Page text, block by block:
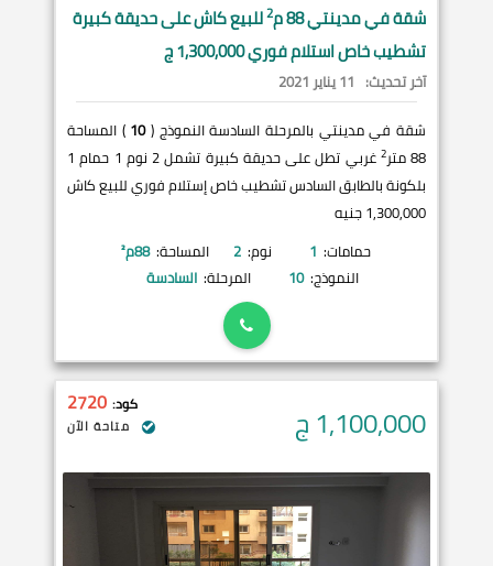
شقة فيمدينتي88 م 2للبيع كاش على حديقة كبيرة
تشطيب خاص استلام فوري 1,300,000 ج
آخر تحديث: 11 يناير 2021
شقة في مدينتي بالمرحلة السادسة النموذج (10 ) المساحة
88 متر
2
غربي تطل على حديقة كبيرة تشمل 2 نوم 1 حمام 1
بلكونة بالطابق السادس تشطيب خاص إستلام فوري للبيع كاش
1,300,000 جنيه
حمامات: 1 نوم: 2 المساحة: 88م²
النموذج: 10 المرحلة: السادسة
1,100,000ج كود: 2720
متاحة الآن